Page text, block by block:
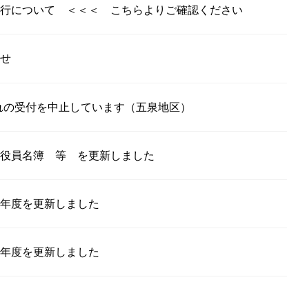
行について ＜＜＜ こちらよりご確認ください
受付を中止しています（五泉地区）
員名簿 等 を更新しました
度を更新しました
度を更新しました